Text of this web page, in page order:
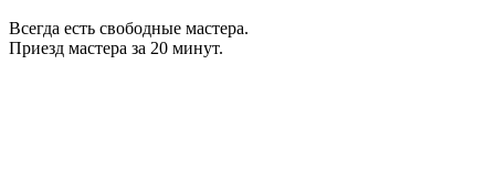
Всегда есть свободные мастера.
Приезд мастера за 20 минут.